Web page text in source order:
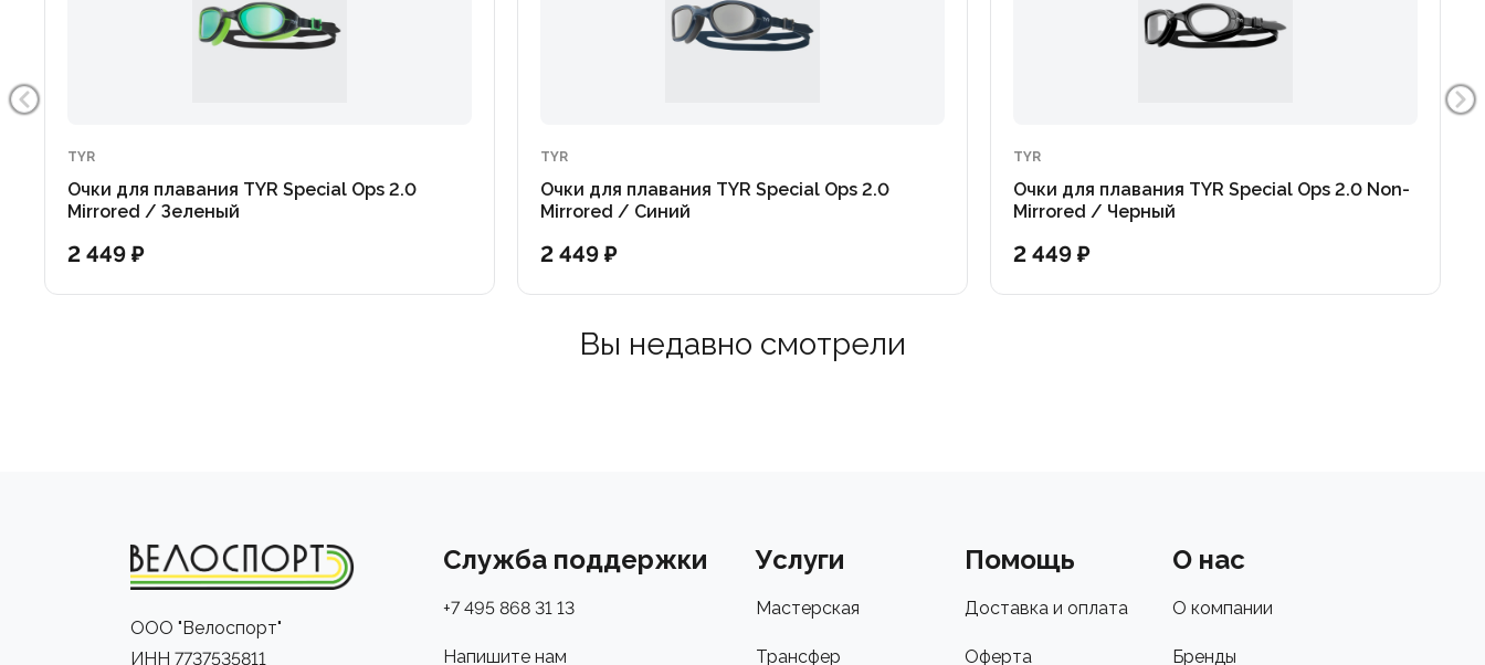
TYR
Очки для плавания TYR Special Ops 2.0
Mirrored / Зеленый
2 449 ₽
TYR
Очки для плавания TYR Special Ops 2.0
Mirrored / Синий
2 449 ₽
TYR
Очки для плавания TYR Special Ops 2.0 Non-
Mirrored / Черный
2 449 ₽
Вы недавно смотрели
ООО "Велоспорт"
ИНН 7737535811
Служба поддержки
+7 495 868 31 13
Напишите нам
Услуги
Мастерская
Трансфер
Помощь
Доставка и оплата
Оферта
О нас
О компании
Бренды